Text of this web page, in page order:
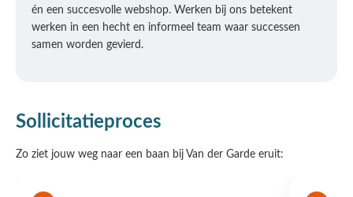
én een succesvolle webshop. Werken bij ons betekent
werken in een hecht en informeel team waar successen
samen worden gevierd.
Sollicitatieproces
Zo ziet jouw weg naar een baan bij Van der Garde eruit: